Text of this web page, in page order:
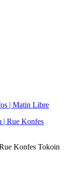
| Matin Libre
Konfes Tokoin